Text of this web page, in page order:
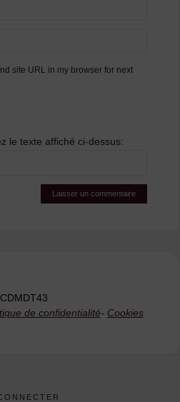
site URL in my browser for next
le texte affiché ci-dessus:
de confidentialité- Cookies